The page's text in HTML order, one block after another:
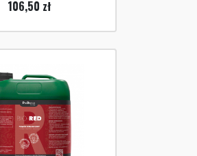
106,50 zł